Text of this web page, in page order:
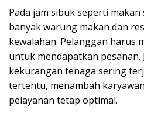
Pada jam sibuk seperti
banyak warung makan dan
kewalahan. Pelanggan harus
untuk mendapatkan pesanan.
kekurangan tenaga sering
tertentu, menambah
pelayanan tetap optimal.